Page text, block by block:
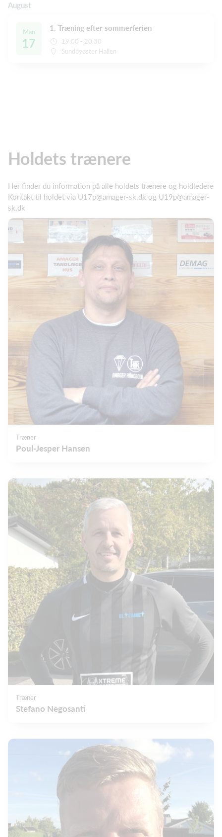
August
Man
17
1. Træning efter sommerferien
19:00 - 20:30
Sundbyøster Hallen
Holdets trænere
Her finder du information på alle holdets trænere og holdledere
Kontakt til holdet via U17p@amager-sk.dk og U19p@amager-
sk.dk
Træner
Poul-Jesper Hansen
Træner
Stefano Negosanti